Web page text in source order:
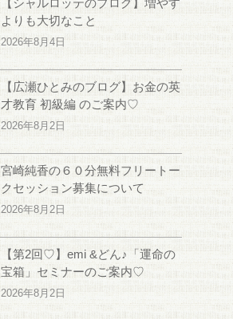
【シャルロッテのブログ】増やす
よりも大切なこと
2026年8月4日
【広瀬ひとみのブログ】お金の英
才教育 初級編 のご案内♡
2026年8月2日
宮崎純香の６０分無料フリートー
クセッション募集について
2026年8月2日
【第2回♡】emi &どん♪「運命の
宝箱」セミナーのご案内♡
2026年8月2日